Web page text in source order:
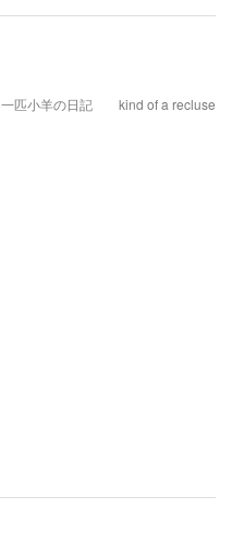
一匹小羊の日記 kind of a recluse